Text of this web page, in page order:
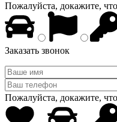
Пожалуйста, докажите,
Заказать звонок
Пожалуйста, докажите,